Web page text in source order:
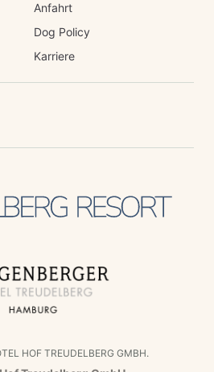
Anfahrt
Dog Policy
Karriere
HOF TREUDELBERG GMBH.